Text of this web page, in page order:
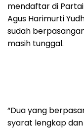
mendaftar di
Agus Harimurti
sudah
masih tunggal.
“Dua yang
syarat lengkap